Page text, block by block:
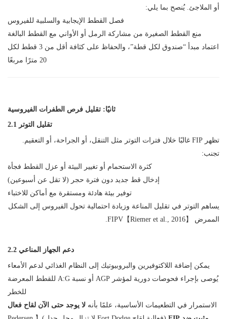
أو الملاجئ. يُنصح بما يلي:
فصل القطط الإيجابية والسلبية للفيروس
منع القطط الصغيرة من مشاركة الرمل أو الأواني مع القطط البالغة
اعتماد مبدأ “صندوق لكل قطة”، والحفاظ على كثافة أقل من 3 قطط لكل
20 مترًا مربعًا
ثانيًا: تقليل فرص الطفرات الفيروسية
2.1 تقليل التوتر
تظهر FIP غالبًا خلال فترات التوتر مثل التنقل، أو الجراحة، أو التعقيم.
تجنب:
كثرة الاستحمام أو تغيير البيئة أو عزل القطط فجأة
إدخال قط جديد دون فترة حجر (لا تقل عن أسبوعين)
توفير بيئة هادئة ومستقرة مع أماكن للاختباء
يساهم التوتر في تقليل المناعة وزيادة احتمالية تحول الفيروس إلى الشكل
الممرض FIPV【Riemer et al., 2016】.
2.2 دعم الجهاز المناعي
يمكن إضافة اللاكتوفيرين والبروبيوتيك إلى النظام الغذائي لدعم الأمعاء
يُوصى بإجراء فحوصات دورية لمؤشر AGP أو نسبة A:G للقطط المعرضة
للخطر
الاستمرار في التطعيمات الأساسية، علمًا بأنه لا يوجد حتى الآن لقاح فعال